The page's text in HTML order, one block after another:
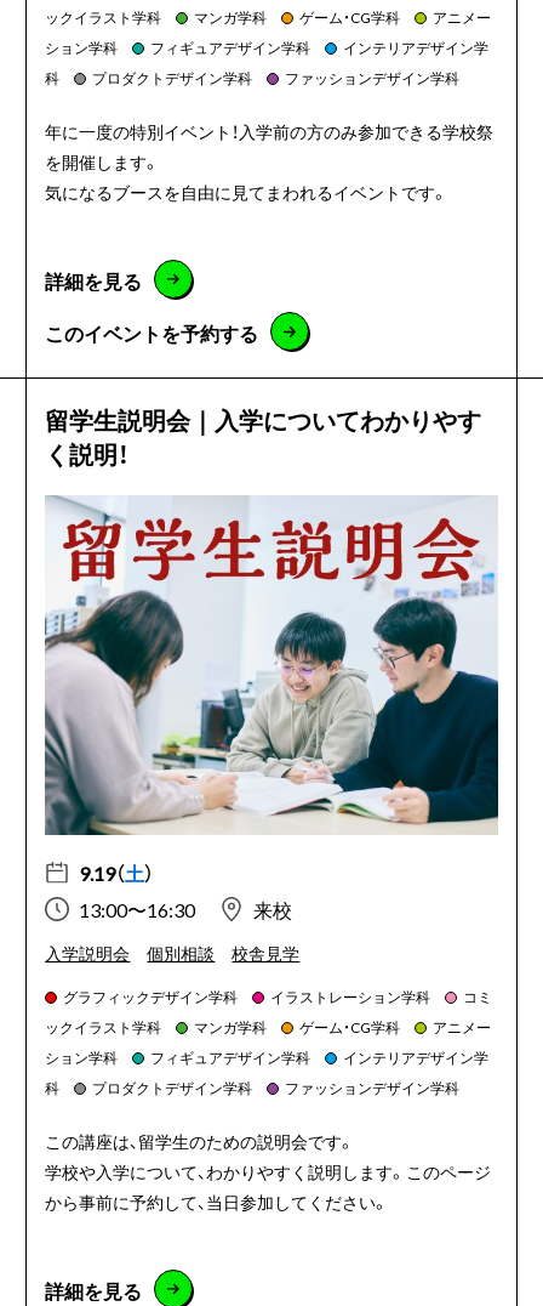
ックイラスト学科 マンガ学科 ゲーム・CG学科
アニメー
ション学科
フィギュアデザイン学科
インテリアデザイン学
科
プロダクトデザイン学科 ファッションデザイン学科
年に一度の特別イベント！入学前の方のみ参加できる学校祭
を開催します。
気になるブースを自由に見てまわれるイベントです。
詳細を見る
このイベントを予約する
留学生説明会｜入学についてわかりやす
く説明！
9.19（土）
13:00〜16:30
来校
入学説明会 個別相談 校舎見学
グラフィックデザイン学科 イラストレーション学科
コミ
ックイラスト学科
マンガ学科 ゲーム・CG学科
アニメー
ション学科
フィギュアデザイン学科
インテリアデザイン学
科
プロダクトデザイン学科 ファッションデザイン学科
この講座は、留学生のための説明会です。
学校や入学について、わかりやすく説明します。このページ
から事前に予約して、当日参加してください。
詳細を見る